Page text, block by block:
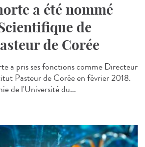
a été nommé
de
de Corée
a pris ses fonctions comme Directeur
Pasteur de Corée en février 2018.
de l'Université du...